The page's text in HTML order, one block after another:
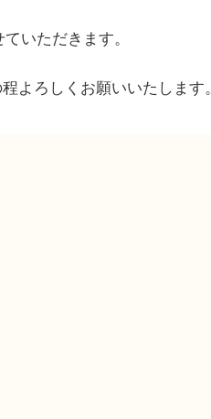
いただきます。
よろしくお願いいたします。